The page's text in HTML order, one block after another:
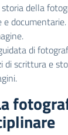
della
di
di scrittura e